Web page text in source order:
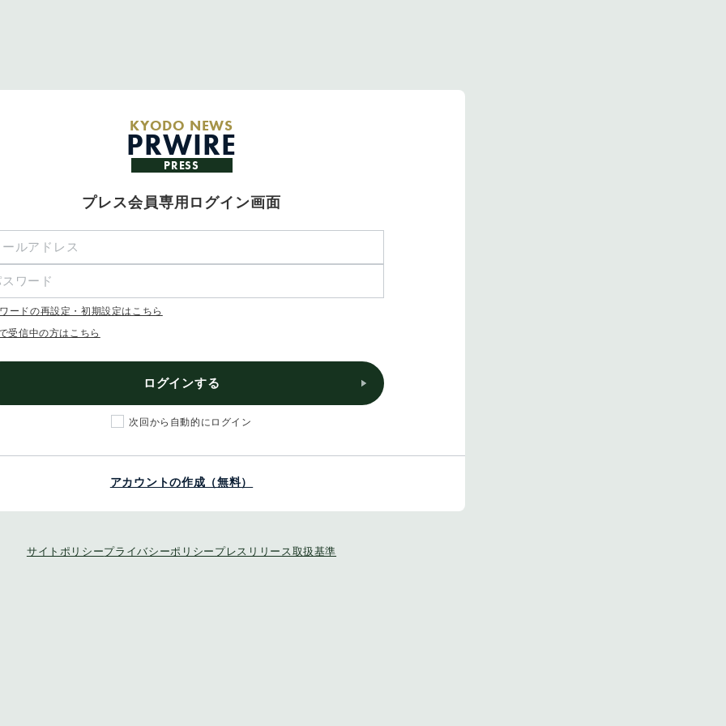
KYODO NEWS
PRWIRE
PRESS
プレス会員専用ログイン画面
ードの再設定・初期設定はこちら
受信中の方はこちら
ログインする
次回から自動的にログイン
アカウントの作成（無料）
サイトポリシープライバシーポリシー プレスリリース取扱基準